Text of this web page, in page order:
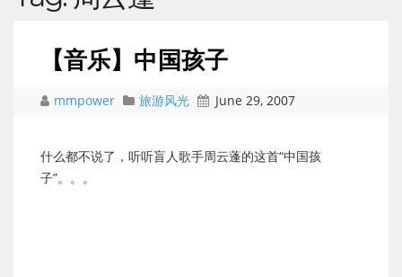
【音乐】中国孩子
mmpower 旅游风光 June 29, 2007
什么都不说了，听听盲人歌手周云蓬的这首“中国孩
子”。。。